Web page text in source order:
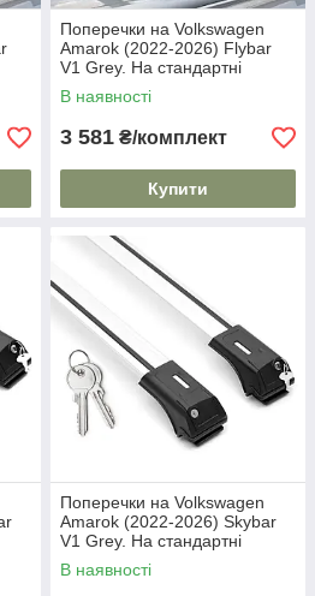
Поперечки на Volkswagen
Amarok (2022-2026) Flybar
V1 Grey. На стандартні
рейлінги. Без замка. Сірі
В наявності
3 581 ₴/комплект
Купити
Поперечки на Volkswagen
Amarok (2022-2026) Skybar
V1 Grey. На стандартні
рейлінги. Замок на ключах.
Сірі
В наявності